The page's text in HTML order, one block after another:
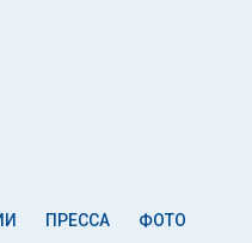
ПРЕССА ФОТО